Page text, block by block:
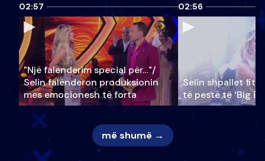
02:57
"Një falenderim special për…"/
Selin falënderon produksionin
mes emocionesh të forta
02:56
Selin shpallet
të pestë të ‘Big
më shumë →